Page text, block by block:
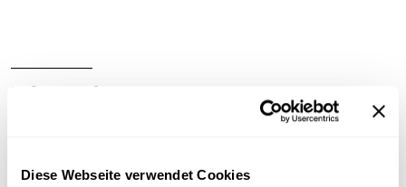
Diese Webseite verwendet Cookies
Information
Archivbestand Österreichische Mediathek ohne weitere